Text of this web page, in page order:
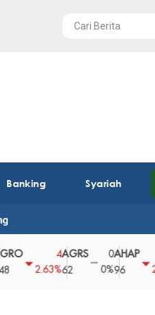
Banking Syariah
2.63%
AGRS
62
0
0%
AHAP
2.04%